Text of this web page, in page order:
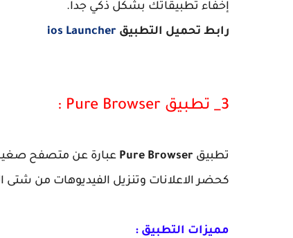
إخفاء تطبيقاتك بشكل ذكي جدا.
رابط تحميل التطبيق ios Launcher
3_ تطبيق Pure Browser :
تطبيق Pure Browser عبارة عن متصفح صغير
كحضر الاعلانات وتنزيل الفيديوهات من شتى
مميزات التطبيق :